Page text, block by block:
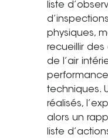
liste
physiques,
recueillir
de l’air
techniques.
réalisés,
alors un
liste